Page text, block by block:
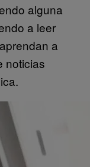
alguna
a leer
a
noticias